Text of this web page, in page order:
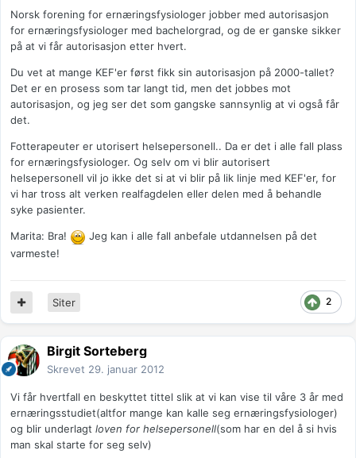
Norsk forening for ernæringsfysiologer jobber med autorisasjon
for ernæringsfysiologer med bachelorgrad, og de er ganske sikker
på at vi får autorisasjon etter hvert.
Du vet at mange KEF'er først fikk sin autorisasjon på 2000-tallet?
Det er en prosess som tar langt tid, men det jobbes mot
autorisasjon, og jeg ser det som gangske sannsynlig at vi også får
det.
Fotterapeuter er utorisert helsepersonell.. Da er det i alle fall plass
for ernæringsfysiologer. Og selv om vi blir autorisert
helsepersonell vil jo ikke det si at vi blir på lik linje med KEF'er, for
vi har tross alt verken realfagdelen eller delen med å behandle
syke pasienter.
Marita: Bra!
Jeg kan i alle fall anbefale utdannelsen på det
varmeste!
2
Siter
Birgit Sorteberg
Skrevet 29. januar 2012
Vi får hvertfall en beskyttet tittel slik at vi kan vise til våre 3 år med
ernæringsstudiet(altfor mange kan kalle seg ernæringsfysiologer)
og blir underlagt loven for helsepersonell(som har en del å si hvis
man skal starte for seg selv)